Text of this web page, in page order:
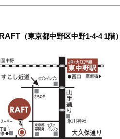
RAFT（東京都中野区中野1-4-4 1階